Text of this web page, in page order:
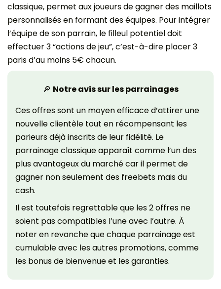
classique, permet aux joueurs de gagner des maillots
personnalisés en formant des équipes. Pour intégrer
l’équipe de son parrain, le filleul potentiel doit
effectuer 3 “actions de jeu”, c’est-à-dire placer 3
paris d’au moins 5€ chacun.
🔎 Notre avis sur les parrainages
Ces offres sont un moyen efficace d’attirer une
nouvelle clientèle tout en récompensant les
parieurs déjà inscrits de leur fidélité. Le
parrainage classique apparaît comme l’un des
plus avantageux du marché car il permet de
gagner non seulement des freebets mais du
cash.
Il est toutefois regrettable que les 2 offres ne
soient pas compatibles l’une avec l’autre. À
noter en revanche que chaque parrainage est
cumulable avec les autres promotions, comme
les bonus de bienvenue et les garanties.